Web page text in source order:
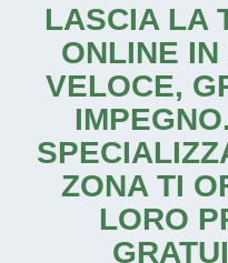
LASCIA LA
ONLINE
VELOCE,
ZONA TI
LORO